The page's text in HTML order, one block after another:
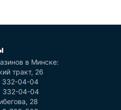
в Минске:
тракт, 26
332-04-04
332-04-04
28